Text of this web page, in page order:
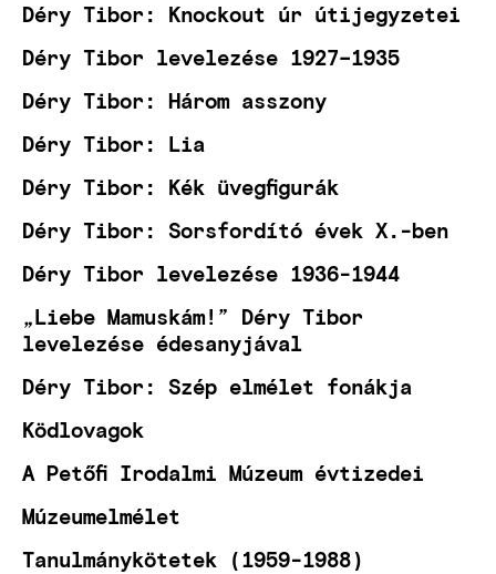
Déry Tibor: Knockout úr útijegyzetei
Déry Tibor levelezése 1927–1935
Déry Tibor: Három asszony
Déry Tibor: Lia
Déry Tibor: Kék üvegfigurák
Déry Tibor: Sorsfordító évek X.-ben
Déry Tibor levelezése 1936-1944
„Liebe Mamuskám!” Déry Tibor
levelezése édesanyjával
Déry Tibor: Szép elmélet fonákja
Ködlovagok
A Petőfi Irodalmi Múzeum évtizedei
Múzeumelmélet
Tanulmánykötetek (1959-1988)